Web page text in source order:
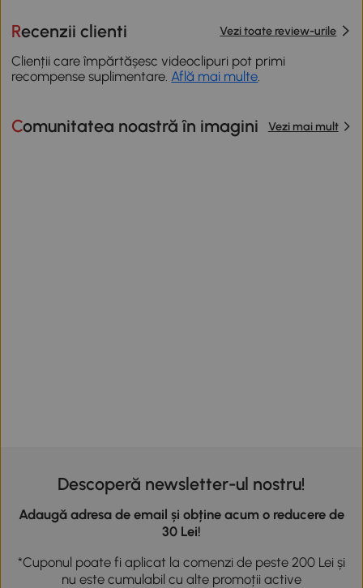
Recenzii clienti Vezi toate review-urile
Clienții care împărtășesc videoclipuri pot primi
recompense suplimentare. Află mai multe.
Comunitatea noastră în imagini Vezi mai mult
Descoperă newsletter-ul nostru!
Adaugă adresa de email și obține acum o reducere de
30 Lei!
*Cuponul poate fi aplicat la comenzi de peste 200 Lei și
nu este cumulabil cu alte promoții active